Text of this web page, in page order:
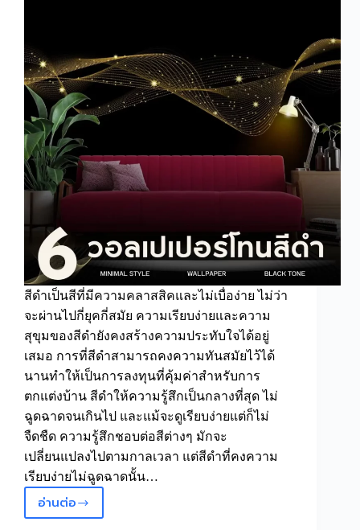
สีดำเป็นสีที่มีความคลาสสิคและไม่เบื่อง่าย ไม่ว่า
จะผ่านไปกี่ยุคกี่สมัย ความเรียบง่ายและความ
สุขุมของสีดำยังคงสร้างความประทับใจได้อยู่
เสมอ การที่สีดำสามารถคงความทันสมัยไว้ได้
นานทำให้เป็นการลงทุนที่คุ้มค่าสำหรับการ
ตกแต่งบ้าน สีดำให้ความรู้สึกเป็นกลางที่สุด ไม่
ฉูดฉาดจนเกินไป และแม้จะดูเรียบง่ายแต่ก็ไม่
จืดชืด ความรู้สึกชอบต่อสีต่างๆ มักจะ
เปลี่ยนแปลงไปตามกาลเวลา แต่สีดำที่คงความ
เรียบง่ายไม่ฉูดฉาดนั้น…
อ่านต่อ
เท